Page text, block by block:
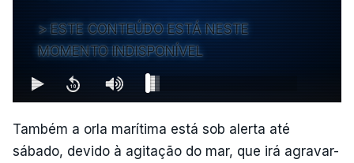
ESTE CONTEÚDO ESTÁ NESTE
MOMENTO INDISPONÍVEL
Também a orla marítima está sob alerta até
sábado, devido à agitação do mar, que irá agravar-